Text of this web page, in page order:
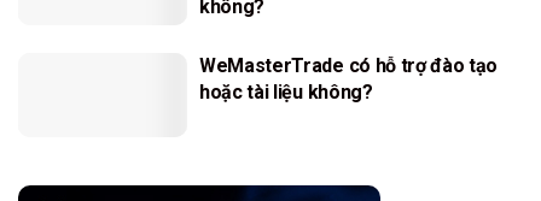
không?
WeMasterTrade có hỗ trợ đào tạo
hoặc tài liệu không?